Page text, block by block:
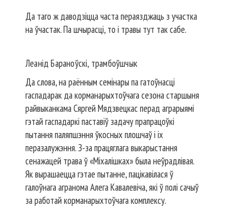
Да таго ж даводзіцца часта пераязджаць з участка
на ўчастак. Па шчырасці, то і травы тут так сабе.
Леанід Бараноўскі, трамбоўшчык
Да слова, на раённым семінары па гатоўнасці
гаспадарак да корма­нарыхтоўчага сезона старшыня
райвыканкама Сяргей Мядзвецкас перад аграрыямі
гэтай гаспадаркі паставіў задачу прапрацоўкі
пытання паляпшэння ўкосных плошчаў і іх
перазалужэння. З-за працяглага выкарыстання
сенажацей трава ў «Міхалішках» была неўрадлівая.
Як вырашаецца гэтае пытанне, пацікавілася ў
галоўнага агранома Алега Кавалевіча, які ў полі сачыў
за работай корманарыхтоўчага комплексу.